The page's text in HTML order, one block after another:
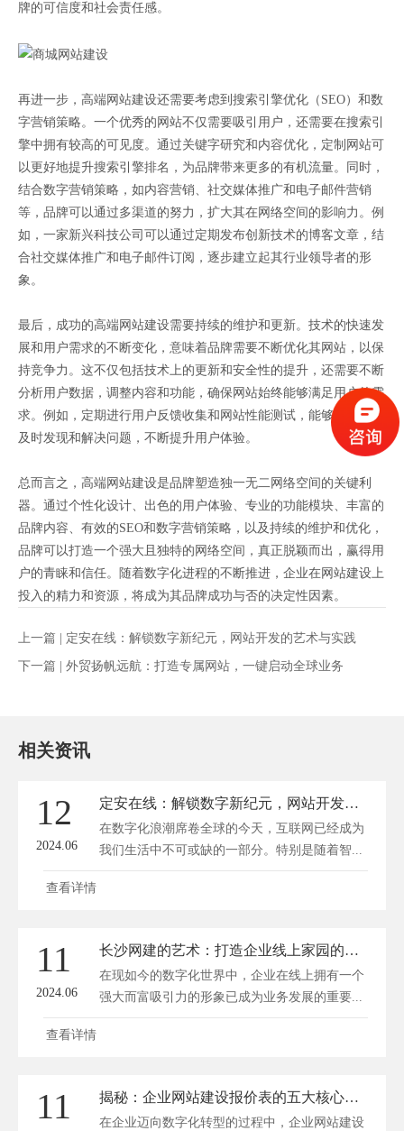
牌的可信度和社会责任感。
再进一步，高端网站建设还需要考虑到搜索引擎优化（SEO）和数
字营销策略。一个优秀的网站不仅需要吸引用户，还需要在搜索引
擎中拥有较高的可见度。通过关键字研究和内容优化，定制网站可
以更好地提升搜索引擎排名，为品牌带来更多的有机流量。同时，
结合数字营销策略，如内容营销、社交媒体推广和电子邮件营销
等，品牌可以通过多渠道的努力，扩大其在网络空间的影响力。例
如，一家新兴科技公司可以通过定期发布创新技术的博客文章，结
合社交媒体推广和电子邮件订阅，逐步建立起其行业领导者的形
象。
最后，成功的高端网站建设需要持续的维护和更新。技术的快速发
展和用户需求的不断变化，意味着品牌需要不断优化其网站，以保
持竞争力。这不仅包括技术上的更新和安全性的提升，还需要不断
分析用户数据，调整内容和功能，确保网站始终能够满足用户的需
求。例如，定期进行用户反馈收集和网站性能测试，能够帮助品牌
及时发现和解决问题，不断提升用户体验。
总而言之，高端网站建设是品牌塑造独一无二网络空间的关键利
器。通过个性化设计、出色的用户体验、专业的功能模块、丰富的
品牌内容、有效的SEO和数字营销策略，以及持续的维护和优化，
品牌可以打造一个强大且独特的网络空间，真正脱颖而出，赢得用
户的青睐和信任。随着数字化进程的不断推进，企业在网站建设上
投入的精力和资源，将成为其品牌成功与否的决定性因素。
上一篇 | 定安在线：解锁数字新纪元，网站开发的艺术与实践
下一篇 | 外贸扬帆远航：打造专属网站，一键启动全球业务
相关资讯
12
2024.06
定安在线：解锁数字新纪元，网站开发的艺术与实践
在数字化浪潮席卷全球的今天，互联网已经成为
我们生活中不可或缺的一部分。特别是随着智...
查看详情
11
2024.06
长沙网建的艺术：打造企业线上家园的新境界
在现如今的数字化世界中，企业在线上拥有一个
强大而富吸引力的形象已成为业务发展的重要...
查看详情
11 揭秘：企业网站建设报价表的五大核心要素！
在企业迈向数字化转型的过程中，企业网站建设